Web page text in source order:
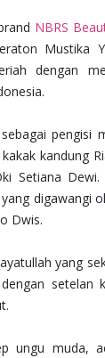
NBRS
Mustika
dengan
pengisi
kandung
Setiana
digawangi
Dwis.
yang
setelan
ungu muda,